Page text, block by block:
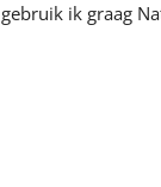
ik graag